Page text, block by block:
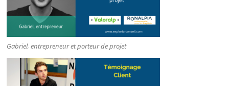
Gabriel, entrepreneur et porteur de projet